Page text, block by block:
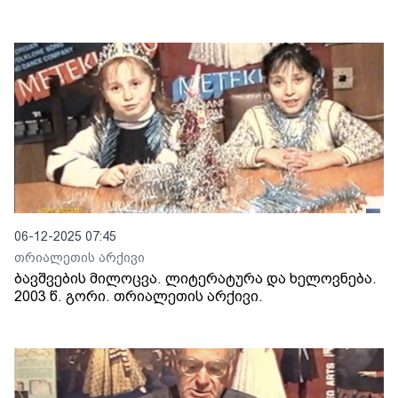
06-12-2025 07:45
თრიალეთის არქივი
ბავშვების მილოცვა. ლიტერატურა და ხელოვნება.
2003 წ. გორი. თრიალეთის არქივი.